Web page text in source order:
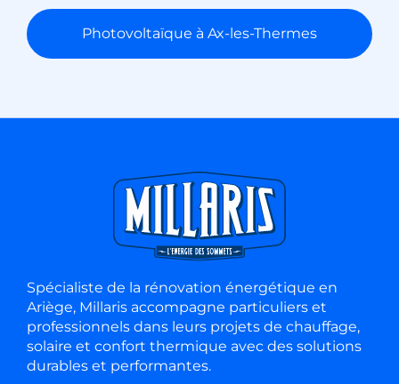
Photovoltaïque à Ax-les-Thermes
Spécialiste de la rénovation énergétique en
Ariège, Millaris accompagne particuliers et
professionnels dans leurs projets de chauffage,
solaire et confort thermique avec des solutions
durables et performantes.